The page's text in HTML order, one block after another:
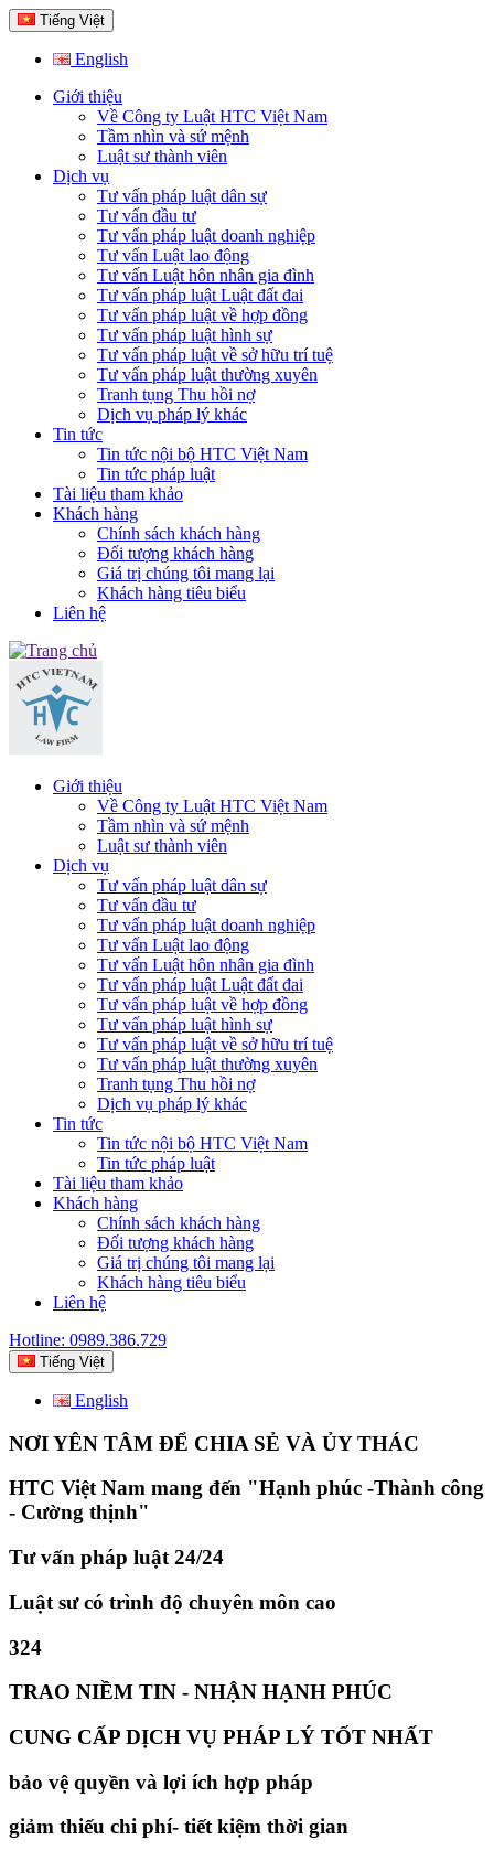
Tiếng Việt
English
Giới thiệu
Về Công ty Luật HTC Việt Nam
Tầm nhìn và sứ mệnh
Luật sư thành viên
Dịch vụ
Tư vấn pháp luật dân sự
Tư vấn đầu tư
Tư vấn pháp luật doanh nghiệp
Tư vấn Luật lao động
Tư vấn Luật hôn nhân gia đình
Tư vấn pháp luật Luật đất đai
Tư vấn pháp luật về hợp đồng
Tư vấn pháp luật hình sự
Tư vấn pháp luật về sở hữu trí tuệ
Tư vấn pháp luật thường xuyên
Tranh tụng Thu hồi nợ
Dịch vụ pháp lý khác
Tin tức
Tin tức nội bộ HTC Việt Nam
Tin tức pháp luật
Tài liệu tham khảo
Khách hàng
Chính sách khách hàng
Đối tượng khách hàng
Giá trị chúng tôi mang lại
Khách hàng tiêu biểu
Liên hệ
Giới thiệu
Về Công ty Luật HTC Việt Nam
Tầm nhìn và sứ mệnh
Luật sư thành viên
Dịch vụ
Tư vấn pháp luật dân sự
Tư vấn đầu tư
Tư vấn pháp luật doanh nghiệp
Tư vấn Luật lao động
Tư vấn Luật hôn nhân gia đình
Tư vấn pháp luật Luật đất đai
Tư vấn pháp luật về hợp đồng
Tư vấn pháp luật hình sự
Tư vấn pháp luật về sở hữu trí tuệ
Tư vấn pháp luật thường xuyên
Tranh tụng Thu hồi nợ
Dịch vụ pháp lý khác
Tin tức
Tin tức nội bộ HTC Việt Nam
Tin tức pháp luật
Tài liệu tham khảo
Khách hàng
Chính sách khách hàng
Đối tượng khách hàng
Giá trị chúng tôi mang lại
Khách hàng tiêu biểu
Liên hệ
Hotline: 0989.386.729
Tiếng Việt
English
NƠI YÊN TÂM ĐỂ CHIA SẺ VÀ ỦY THÁC
HTC Việt Nam mang đến "Hạnh phúc -Thành công
- Cường thịnh"
Tư vấn pháp luật 24/24
Luật sư có trình độ chuyên môn cao
324
TRAO NIỀM TIN - NHẬN HẠNH PHÚC
CUNG CẤP DỊCH VỤ PHÁP LÝ TỐT NHẤT
bảo vệ quyền và lợi ích hợp pháp
giảm thiếu chi phí- tiết kiệm thời gian